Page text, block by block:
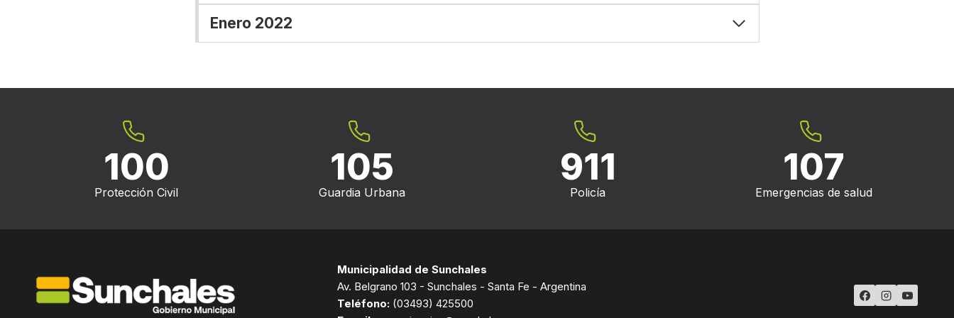
Enero 2022
100
Protección Civil
105
Guardia Urbana
911
Policía
107
Emergencias de salud
Municipalidad de Sunchales
Av. Belgrano 103 - Sunchales - Santa Fe - Argentina
Teléfono: (03493) 425500